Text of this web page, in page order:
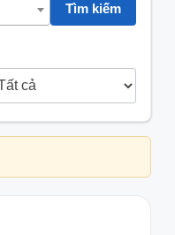
Tìm kiếm